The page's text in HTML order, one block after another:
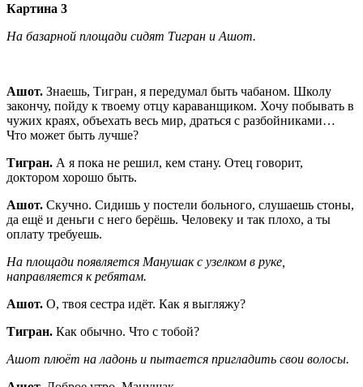
Картина 3
На базарной площади сидят Тигран и Ашот.
Ашот. Знаешь, Тигран, я передумал быть чабаном. Школу
закончу, пойду к твоему отцу караванщиком. Хочу побывать в
чужих краях, объехать весь мир, драться с разбойниками…
Что может быть лучше?
Тигран. А я пока не решил, кем стану. Отец говорит,
доктором хорошо быть.
Ашот. Скучно. Сидишь у постели больного, слушаешь стоны,
да ещё и деньги с него берёшь. Человеку и так плохо, а ты
оплату требуешь.
На площади появляется Манушак с узелком в руке,
направляется к ребятам.
Ашот. О, твоя сестра идёт. Как я выгляжу?
Тигран. Как обычно. Что с тобой?
Ашот плюёт на ладонь и пытается пригладить свои волосы.